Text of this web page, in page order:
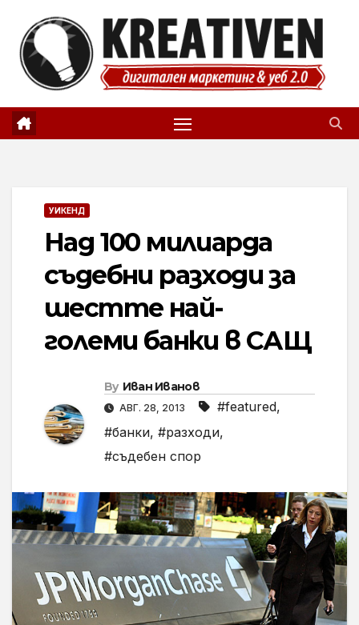
content
УИКЕНД
Над 100 милиарда
съдебни разходи за
шестте най-
големи банки в САЩ
By Иван Иванов
АВГ. 28, 2013 #featured,
#банки, #разходи,
#съдебен спор